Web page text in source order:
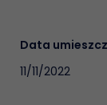
Data
11/11/2022